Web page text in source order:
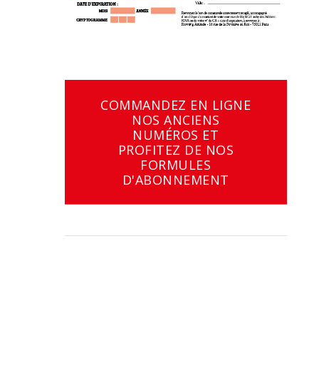
COMMANDEZ EN LIGNE
NOS ANCIENS
NUMÉROS ET
PROFITEZ DE NOS
FORMULES
D'ABONNEMENT